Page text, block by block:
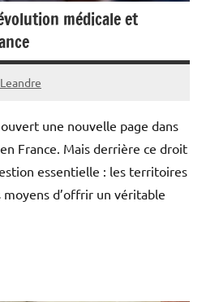
médicale et
une nouvelle page dans
France. Mais derrière ce droit
essentielle : les territoires
d’offrir un véritable